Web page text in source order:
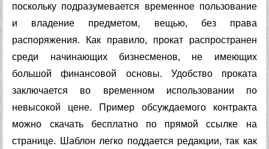
поскольку подразумевается временное пользование
и владение предметом, вещью, без права
распоряжения. Как правило, прокат распространен
среди начинающих бизнесменов, не имеющих
большой финансовой основы. Удобство проката
заключается во временном использовании по
невысокой цене. Пример обсуждаемого контракта
можно скачать бесплатно по прямой ссылке на
странице. Шаблон легко поддается редакции, так как